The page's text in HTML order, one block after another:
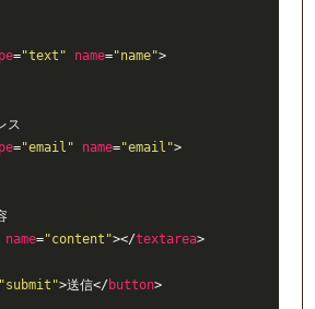
="text" name="name">
="email" name="email">
name="content"></textarea>
>送信</button>